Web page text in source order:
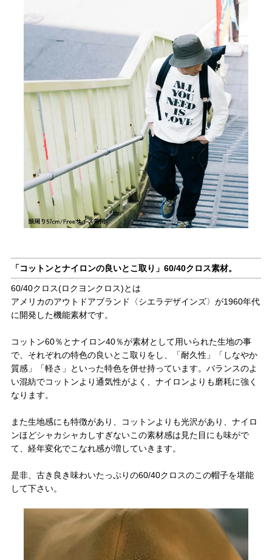
「コットンとナイロンの良いとこ取り」60/40クロス素材。
60/40クロス(ロクヨンクロス)とは
アメリカのアウトドアブランド〈シエラデザインズ〉が1960年代
に開発した機能素材です。
コットン60％とナイロン40％が素材として用いられた生地の事
で、それぞれの特色の良いとこ取りをし、「耐久性」「しなやか
質感」「軽さ」といった特色を併せ持っています。バランスのよ
い混紡でコットンより通気性がよく、ナイロンよりも磨耗に強く
なります。
また生地感にも特徴があり、コットンよりも光沢があり、ナイロ
ンほどシャカシャカしすぎないこの素材感は見た目にも味がで
て、経年変化でこなれ感が増していきます。
是非、古き良き味わいたっぷりの60/40クロスのこの帽子を堪能
して下さい。